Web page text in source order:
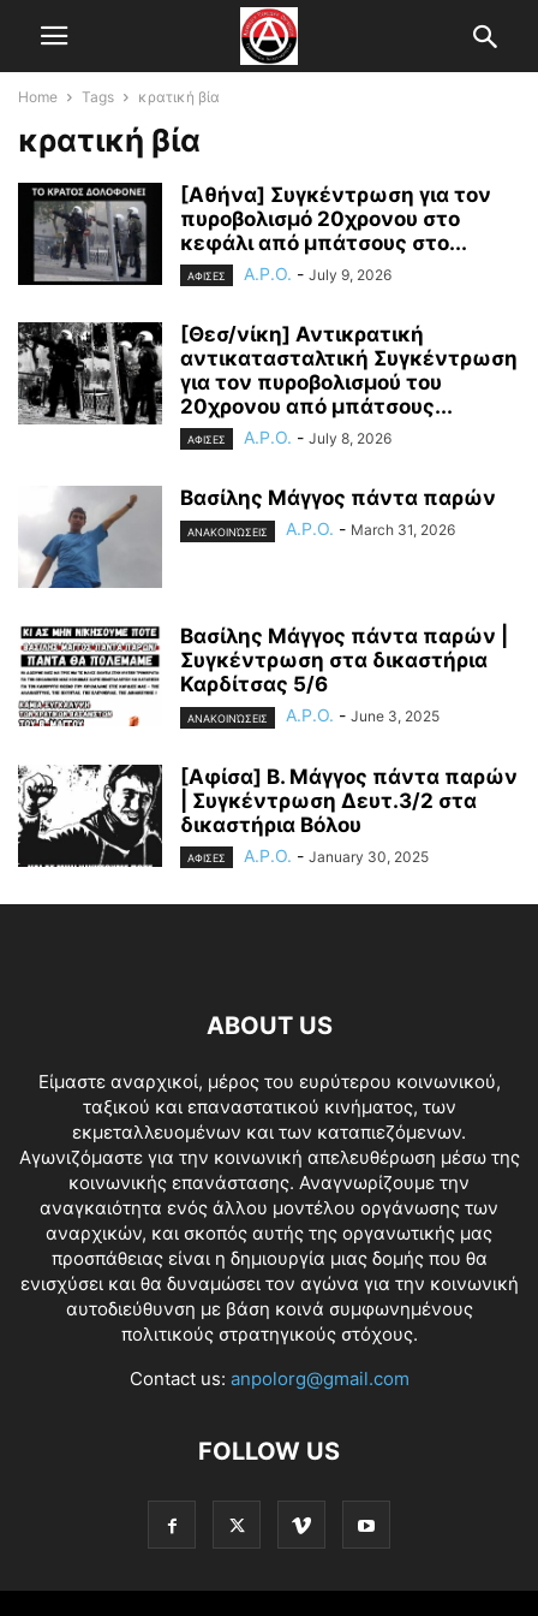
Home Tags κρατική βία
κρατική βία
[Αθήνα] Συγκέντρωση για τον
πυροβολισμό 20χρονου στο
κεφάλι από μπάτσους στο...
ΑΦΙΣΕΣ A.P.O. - July 9, 2026
[Θεσ/νίκη] Αντικρατική
αντικατασταλτική Συγκέντρωση
για τον πυροβολισμού του
20χρονου από μπάτσους...
ΑΦΙΣΕΣ A.P.O. - July 8, 2026
Βασίλης Μάγγος πάντα παρών
ΑΝΑΚΟΙΝΏΣΕΙΣ A.P.O. - March 31, 2026
Βασίλης Μάγγος πάντα παρών |
Συγκέντρωση στα δικαστήρια
Καρδίτσας 5/6
ΑΝΑΚΟΙΝΏΣΕΙΣ A.P.O. - June 3, 2025
[Αφίσα] Β. Μάγγος πάντα παρών
| Συγκέντρωση Δευτ.3/2 στα
δικαστήρια Βόλου
ΑΦΙΣΕΣ A.P.O. - January 30, 2025
ABOUT US
Είμαστε αναρχικοί, μέρος του ευρύτερου κοινωνικού,
ταξικού και επαναστατικού κινήματος, των
εκμεταλλευομένων και των καταπιεζόμενων.
Αγωνιζόμαστε για την κοινωνική απελευθέρωση μέσω της
κοινωνικής επανάστασης. Αναγνωρίζουμε την
αναγκαιότητα ενός άλλου μοντέλου οργάνωσης των
αναρχικών, και σκοπός αυτής της οργανωτικής μας
προσπάθειας είναι η δημιουργία μιας δομής που θα
ενισχύσει και θα δυναμώσει τον αγώνα για την κοινωνική
αυτοδιεύθυνση με βάση κοινά συμφωνημένους
πολιτικούς στρατηγικούς στόχους.
Contact us: anpolorg@gmail.com
FOLLOW US